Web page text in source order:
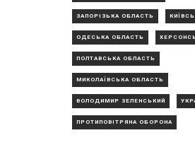
ЗАПОРІЗЬКА ОБЛАСТЬ
ОДЕСЬКА ОБЛАСТЬ
ПОЛТАВСЬКА ОБЛАСТЬ
МИКОЛАЇВСЬКА ОБЛАСТЬ
ВОЛОДИМИР ЗЕЛЕНСЬКИЙ
ПРОТИПОВІТРЯНА ОБОРОНА